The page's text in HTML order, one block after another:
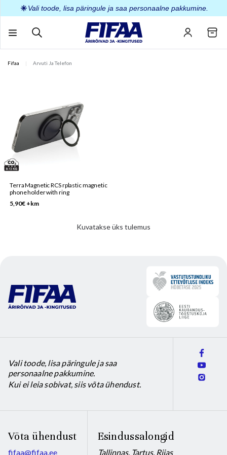
to
content
Vali toode, lisa päringule ja saa personaalne pakkumine.
Fifaa | Arvuti Ja Telefon
Terra Magnetic RCS rplastic magnetic
phone holder with ring
5,90€ +km
multiple
variants.
The
options
may
be
chosen
on
Kuvatakse üks tulemus
Vali toode, lisa päringule ja saa
personaalne pakkumine.
Kui ei leia sobivat, siis võta ühendust.
Võta ühendust
fifaa@fifaa.ee
Esindussalongid
Tallinnas, Tartus, Riias